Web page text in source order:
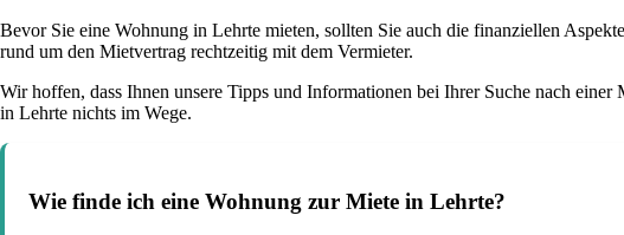
Bevor Sie eine Wohnung in Lehrte mieten, sollten Sie auch die finanziellen
rund um den Mietvertrag rechtzeitig mit dem Vermieter.
Wir hoffen, dass Ihnen unsere Tipps und Informationen bei Ihrer Suche nach
in Lehrte nichts im Wege.
Wie finde ich eine Wohnung zur Miete in Lehrte?